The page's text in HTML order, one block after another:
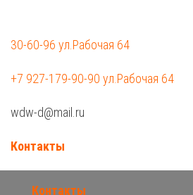
30-60-96 ул.Рабочая 64
+7 927-179-90-90 ул.Рабочая 64
wdw-d@mail.ru
Контакты
Контакты